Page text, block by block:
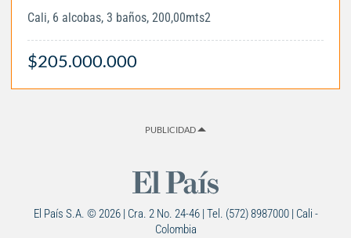
Cali, 6 alcobas, 3 baños, 200,00mts2
$205.000.000
PUBLICIDAD
El País S.A. © 2026 | Cra. 2 No. 24-46 | Tel. (572) 8987000 | Cali -
Colombia